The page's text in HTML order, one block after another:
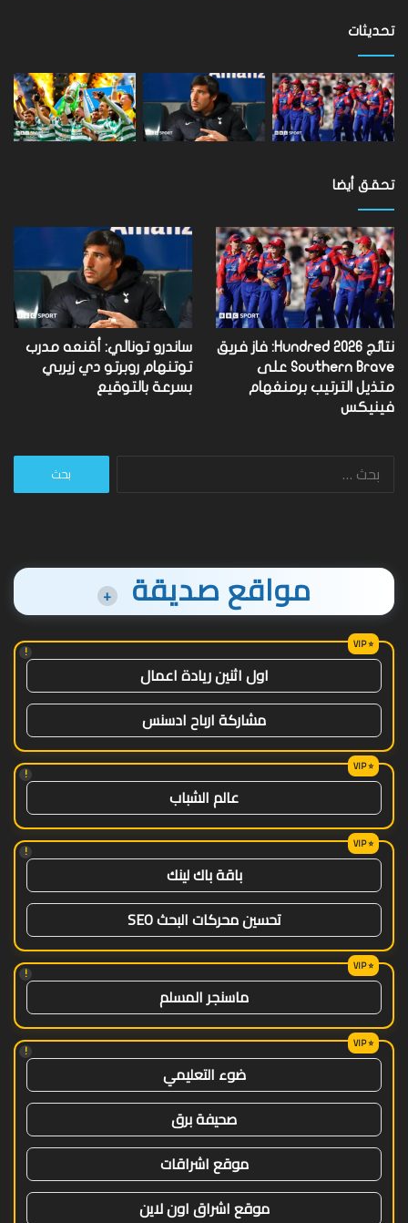
مستوى
العالم
تحديثات
تحقق أيضا
نتائج Hundred 2026: فاز فريق
Southern Brave على
متذيل الترتيب برمنغهام
فينيكس
ساندرو تونالي: أقنعه مدرب
توتنهام روبرتو دي زيربي
بسرعة بالتوقيع
البحث
مواقع صديقة +
!
اول اثنين ريادة اعمال
مشاركة ارباح ادسنس
!
عالم الشباب
!
باقة باك لينك
تحسين محركات البحث SEO
!
ماسنجر المسلم
!
ضوء التعليمي
صحيفة برق
موقع اشراقات
موقع اشراق اون لاين